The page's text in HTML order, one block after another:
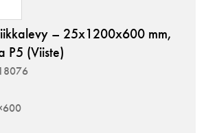
– 25x1200x600 mm,
P5 (Viiste)